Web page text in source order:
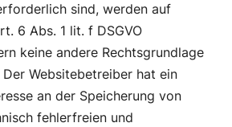
sind, werden auf
6 Abs. 1 lit. f DSGVO
keine andere Rechtsgrundlage
Websitebetreiber hat ein
an der Speicherung von
fehlerfreien und